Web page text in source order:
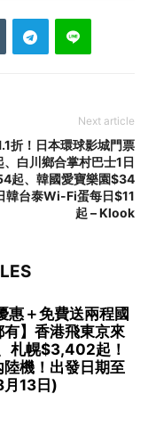
Next article
折！日本環球影城門票
白川鄉合掌村巴士1日
起、韓國愛寶樂園$34
韓台泰Wi-Fi蛋每日$11
起 – Klook
惠＋免費送兩程國
】香港飛東京來
札幌$3,402起！
機！出發日期至
13日)